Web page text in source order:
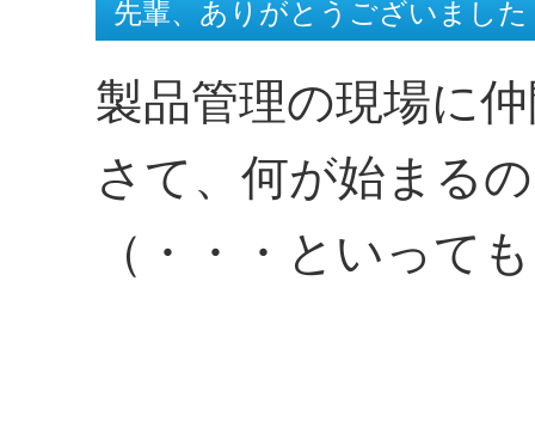
先輩、ありがとうございました
製品管理の現場に
さて、何が始まる
（・・・といって